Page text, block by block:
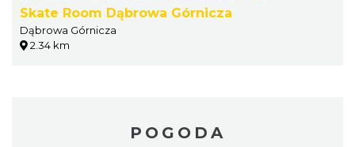
Skate Room Dąbrowa Górnicza
Dąbrowa Górnicza
2.34 km
POGODA